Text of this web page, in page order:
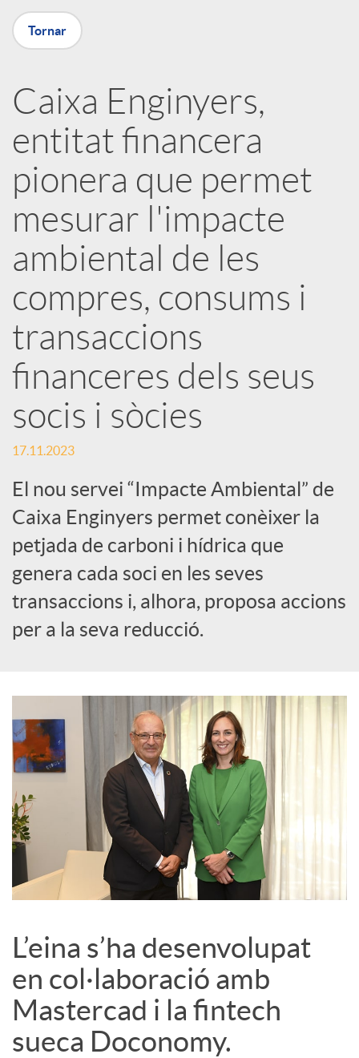
a
a
r
x
e
s
S
o
c
i
a
l
Tornar
Caixa Enginyers,
entitat financera
pionera que permet
mesurar l'impacte
ambiental de les
compres, consums i
transaccions
financeres dels seus
socis i sòcies
17.11.2023
El nou servei “Impacte Ambiental” de
Caixa Enginyers permet conèixer la
petjada de carboni i hídrica que
genera cada soci en les seves
transaccions i, alhora, proposa accions
per a la seva reducció.
L’eina s’ha desenvolupat
en col·laboració amb
Mastercad i la fintech
sueca Doconomy.